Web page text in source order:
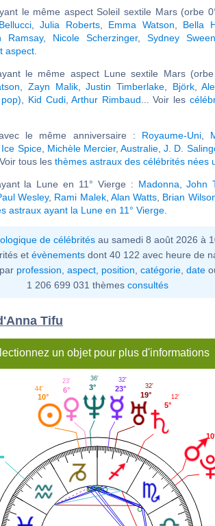
le même aspect Soleil sextile Mars (orbe
,Julia Roberts, Emma Watson Bella
Ramsay, Nicole Scherzinger, Sydney
aspect
le même aspect Lune sextile Mars
,Zayn Malik,Justin Timberlake Björk,
Kid Cudi,Arthur Rimbaud ... Voir les
le même anniversaire : Royaume-Uni,
Ice Spice, Michèle Mercier,Australie ,J. D.
tous les thèmes astraux des célébrités nées
la Lune en 11° Vierge : Madonna ,John
Wesley, Rami Malek, Alan Watts Brian
astraux ayant la Lune en 11° Vierge
de célébritésau samedi 8 août 2026 à
et évènements dont 40 122 avec heure de
profession aspect position catégorie date
1 206 699 031 thèmes consultés
Tifu
un objet pour plus d'informations
5°
12'
19°
32'
23°
32'
3°
36'
6°
23'
10°
44'